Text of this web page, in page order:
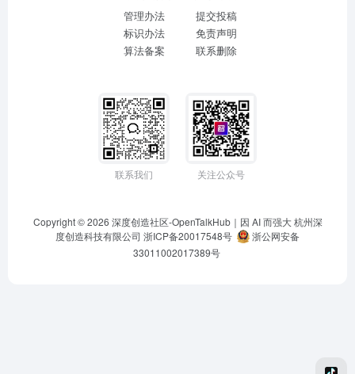
管理办法
标识办法
算法备案
提交投稿
免责声明
联系删除
联系我们 关注公众号
Copyright © 2026 深度创造社区-OpenTalkHub｜因 AI 而强大 杭州深
度创造科技有限公司 浙ICP备20017548号
浙公网安备
33011002017389号